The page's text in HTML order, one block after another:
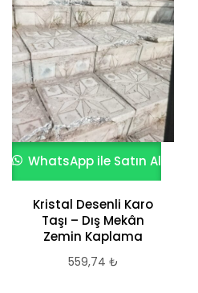
WhatsApp ile Satın Al
Kristal Desenli Karo
Taşı – Dış Mekân
Zemin Kaplama
559,74 ₺